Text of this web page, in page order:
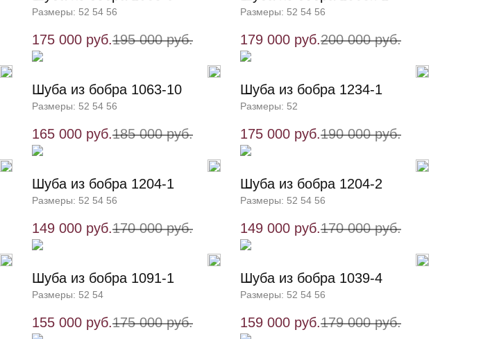
Размеры: 52 54 56
175 000 руб.195 000 руб.
Размеры: 52 54 56
179 000 руб.200 000 руб.
Шуба из бобра 1063-10
Размеры: 52 54 56
165 000 руб.185 000 руб.
Шуба из бобра 1234-1
Размеры: 52
175 000 руб.190 000 руб.
Шуба из бобра 1204-1
Размеры: 52 54 56
149 000 руб.170 000 руб.
Шуба из бобра 1204-2
Размеры: 52 54 56
149 000 руб.170 000 руб.
Шуба из бобра 1091-1
Размеры: 52 54
155 000 руб.175 000 руб.
Шуба из бобра 1039-4
Размеры: 52 54 56
159 000 руб.179 000 руб.